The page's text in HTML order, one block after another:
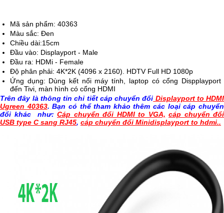
Mã sản phẩm: 40363
Màu sắc: Đen
Chiều dài:15cm
Đầu vào: Displayport - Male
Đầu ra: HDMi - Female
Độ phân phải: 4K*2K (4096 x 2160). HDTV Full HD 1080p
Ứng dụng: Dùng kết nối máy tính, laptop có cổng Dispplayport
đến Tivi, màn hình có cổng HDMI
Trên đây là thông tin chi tiết cáp chuyển đổi Displayport to HDMI
Ugreen 40363. Bạn có thể tham khảo thêm các loại cáp chuyển
đổi khác như: Cáp chuyển đổi HDMI to VGA, cáp chuyển đổi
USB type C sang RJ45, cáp chuyển đổi Minidisplayport to hdmi..